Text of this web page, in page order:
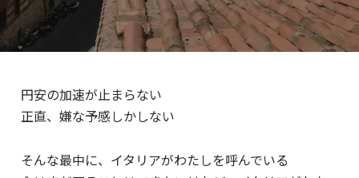
円安の加速が止まらない
正直、嫌な予感しかしない
そんな最中に、イタリアがわたしを呼んでいる